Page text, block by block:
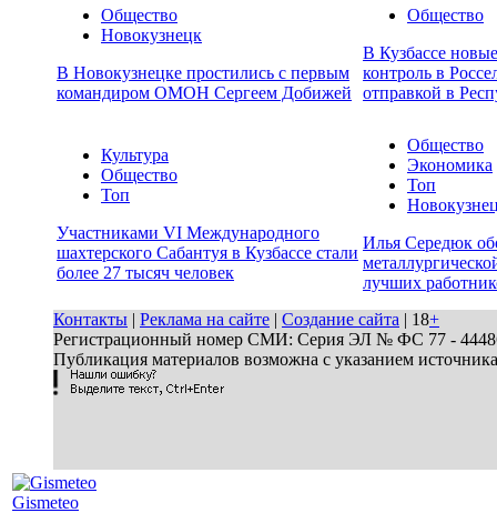
Общество
Новокузнецк
В Новокузнецке простились с первым
командиром ОМОН Сергеем Добижей
Общество
В Кузбассе
контроль в
отправкой в
Культура
Общество
Топ
Участниками VI Международного
шахтерского Сабантуя в Кузбассе стали
более 27 тысяч человек
Общество
Экономика
Топ
Илья Середюк
лучших
Контакты | Реклама на сайте | Создание сайта | 18+
Регистрационный номер СМИ: Серия ЭЛ № ФС 77 - 44486
Публикация материалов возможна с указанием
Gismeteo